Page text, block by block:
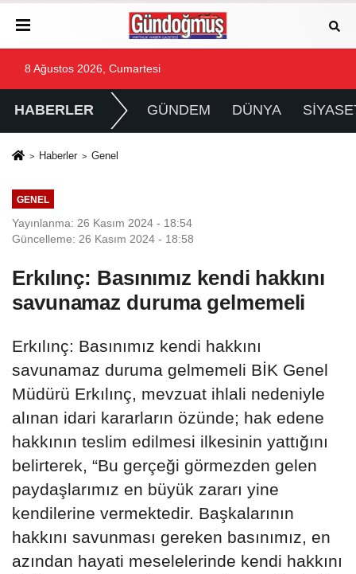
8 Ağustos 2026, Cumartesi
HABERLER GÜNDEM DÜNYA
Haberler Genel
GENEL
Yayınlanma: 26 Kasım 2024 - 18:54
Güncelleme: 26 Kasım 2024 - 18:58
Erkılınç: Basınımız kendi hakkını
savunamaz duruma gelmemeli
Erkılınç: Basınımız kendi hakkını
savunamaz duruma gelmemeli BİK Genel
Müdürü Erkılınç, mevzuat ihlali nedeniyle
alınan idari kararların özünde; hak edene
hakkının teslim edilmesi ilkesinin yattığını
belirterek, “Bu gerçeği görmezden gelen
paydaşlarımız en büyük zararı yine
kendilerine vermektedir. Başkalarının
hakkını savunması gereken basınımız, en
azından hayati meselelerinde kendi hakkını